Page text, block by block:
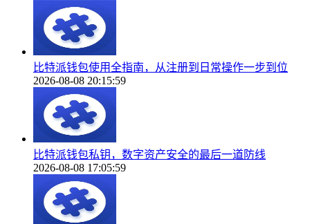
比特派钱包使用全指南，从注册到日常操作一步到位
2026-08-08 20:15:59
比特派钱包私钥，数字资产安全的最后一道防线
2026-08-08 17:05:59